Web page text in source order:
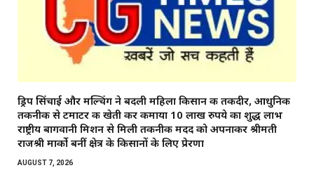
ड्रिप सिंचाई और मल्चिंग ने बदली महिला किसान की तकदीर, आधुनिक
तकनीक से टमाटर की खेती कर कमाया 10 लाख रुपये का शुद्ध लाभ
राष्ट्रीय बागवानी मिशन से मिली तकनीकी मदद को अपनाकर श्रीमती
राजश्री मार्को बनीं क्षेत्र के किसानों के लिए प्रेरणा
AUGUST 7, 2026